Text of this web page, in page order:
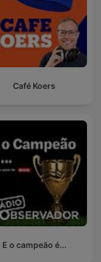
Café Koers
E o campeão é...